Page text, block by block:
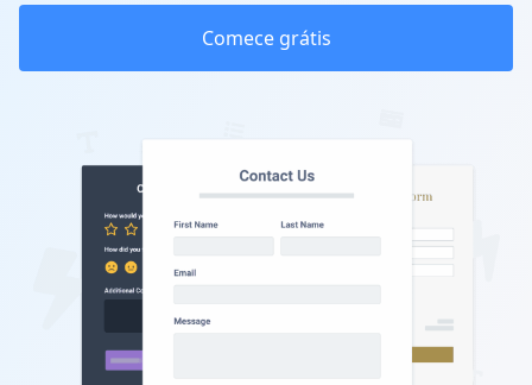
Comece grátis